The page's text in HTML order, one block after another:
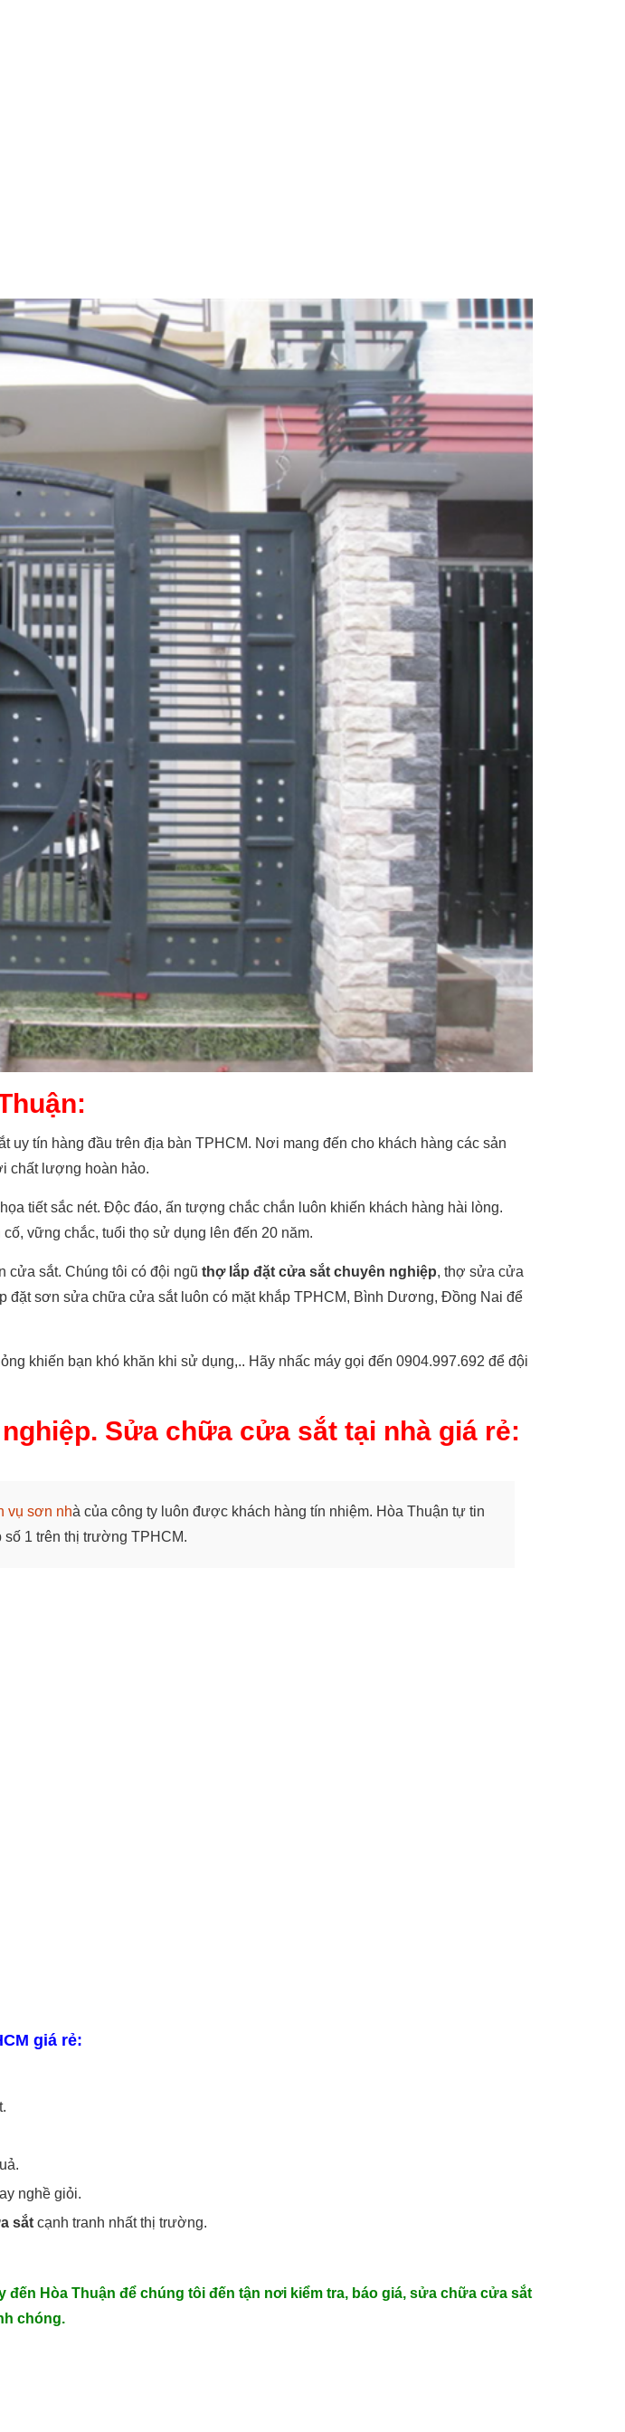
tín hàng đầu trên địa bàn TPHCM. Nơi mang đến cho khách hàng các sản
chất lượng hoàn hảo.
tiết sắc nét. Độc đáo, ấn tượng chắc chắn luôn khiến khách hàng hài lòng.
vững chắc, tuổi thọ sử dụng lên đến 20 năm.
cửa sắt. Chúng tôi có đội ngũ thợ lắp đặt cửa sắt chuyên nghiệp, thợ sửa cửa
đặt sơn sửa chữa cửa sắt luôn có mặt khắp TPHCM, Bình Dương, Đồng Nai để
khiến bạn khó khăn khi sử dụng,.. Hãy nhấc máy gọi đến 0904.997.692 để đội
Sửa chữa cửa sắt tại nhà giá rẻ:
vụ sơn nhà của công ty luôn được khách hàng tín nhiệm. Hòa Thuận tự tin
1 trên thị trường TPHCM.
giá rẻ:
nghề giỏi.
sắt cạnh tranh nhất thị trường.
Hòa Thuận để chúng tôi đến tận nơi kiểm tra, báo giá, sửa chữa cửa sắt
chóng.